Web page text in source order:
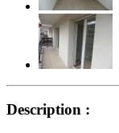
Description :